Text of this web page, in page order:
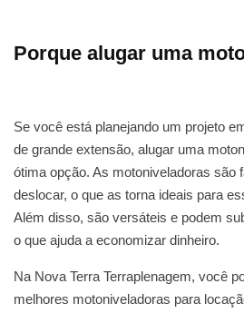
Porque alugar uma
Se você está planejando um projeto
de grande extensão, alugar uma
ótima opção. As motoniveladoras são
deslocar, o que as torna ideais para
Além disso, são versáteis e podem
o que ajuda a economizar dinheiro.
Na Nova Terra Terraplenagem, você
melhores motoniveladoras para